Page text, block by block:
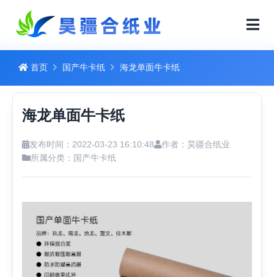
首页 国产牛卡纸 海龙单面牛卡纸
海龙单面牛卡纸
发布时间：2022-03-23 16:10:48
作者：昊疆合纸业
所属分类： 国产牛卡纸